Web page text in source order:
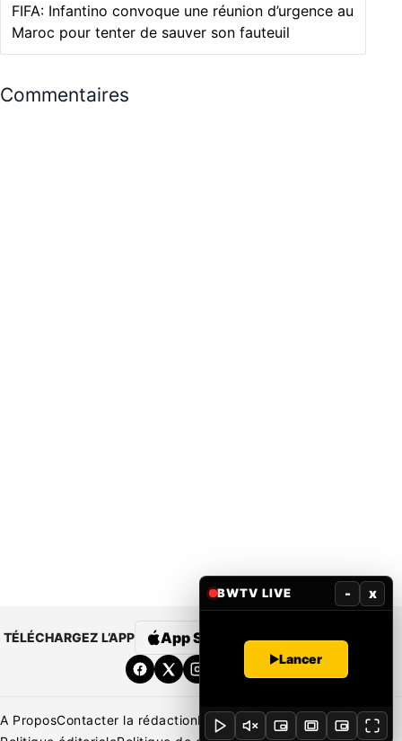
FIFA: Infantino convoque une réunion d’urgence au
Maroc pour tenter de sauver son fauteuil
Commentaires
TÉLÉCHARGEZ L’APP App Store Google Play
A ProposContacter la rédactionRédaction Mentions légales
BWTV LIVE - x
Lancer